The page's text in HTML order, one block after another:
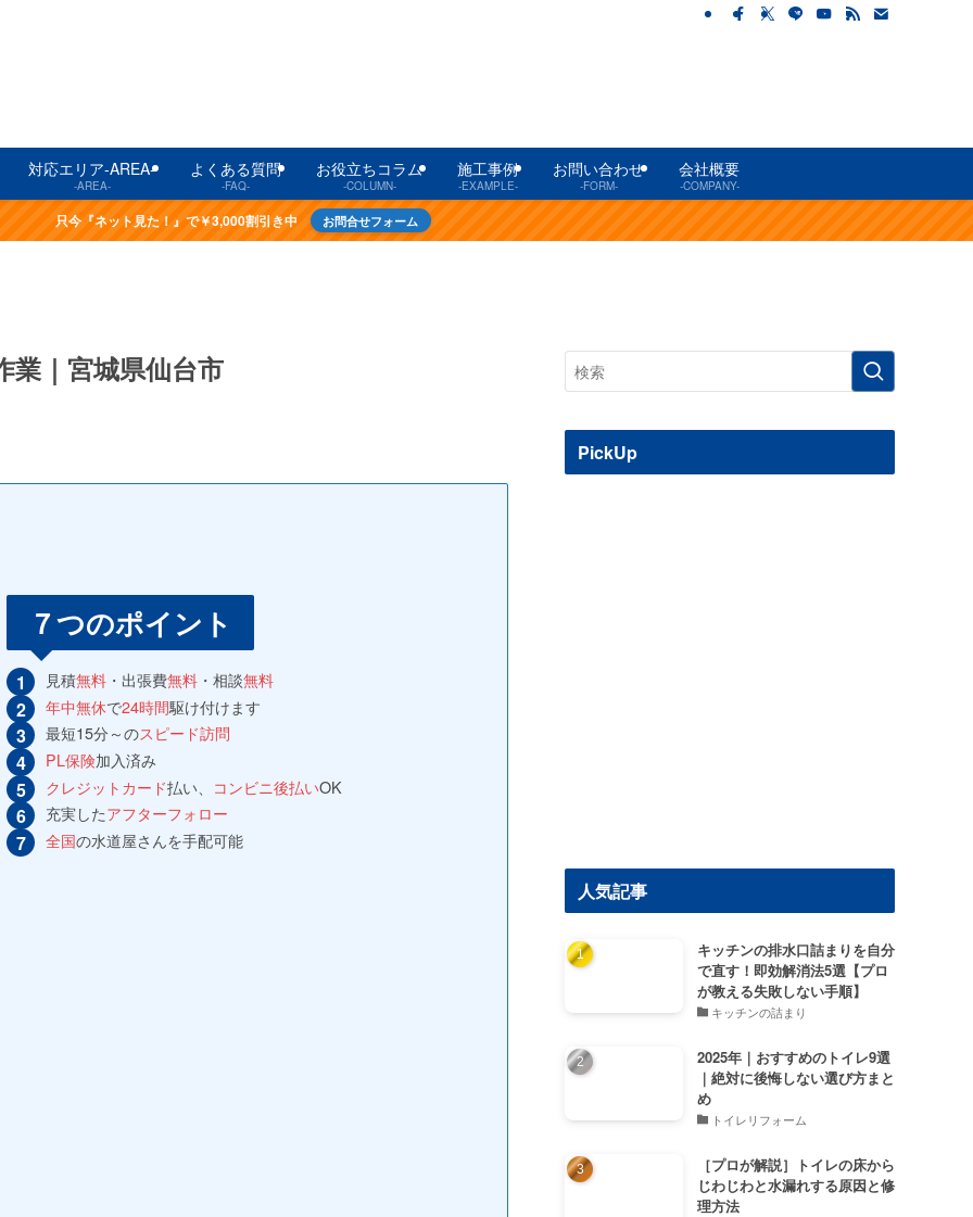
対応エリア-AREA-
-AREA-
よくある質問
-FAQ-
お役立ちコラム
-COLUMN-
施工事例
-EXAMPLE-
お問い合わせ
-FORM-
会社概要
-COMPANY-
只今『ネット見た！』で￥3,000割引き中 お問合せフォーム
業｜宮城県仙台市
７つのポイント
見積無料 ・出張費無料 ・相談無料
年中無休で24時間駆け付けます
最短15分～のスピード訪問
PL保険加入済み
クレジットカード払い、 コンビニ後払いOK
充実したアフターフォロー
全国の水道屋さんを手配可能
PickUp
人気記事
キッチンの排水口詰まりを自分
で直す！即効解消法5選【プロ
が教える失敗しない手順】
キッチンの詰まり
2025年｜おすすめのトイレ9選
｜絶対に後悔しない選び方まと
め
トイレリフォーム
［プロが解説］トイレの床から
じわじわと水漏れする原因と修
理方法